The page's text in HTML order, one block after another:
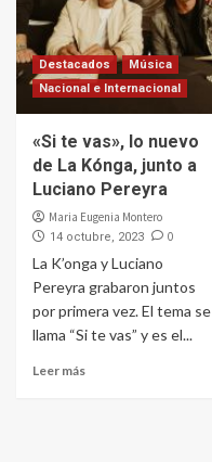
Destacados
Música
Nacional e Internacional
«Si te vas», lo nuevo
de La Kónga, junto a
Luciano Pereyra
Maria Eugenia Montero
14 octubre, 2023 0
La K’onga y Luciano
Pereyra grabaron juntos
por primera vez. El tema se
llama “Si te vas” y es el...
Leer más